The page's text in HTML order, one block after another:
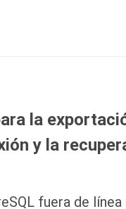
la
y la
fuera de